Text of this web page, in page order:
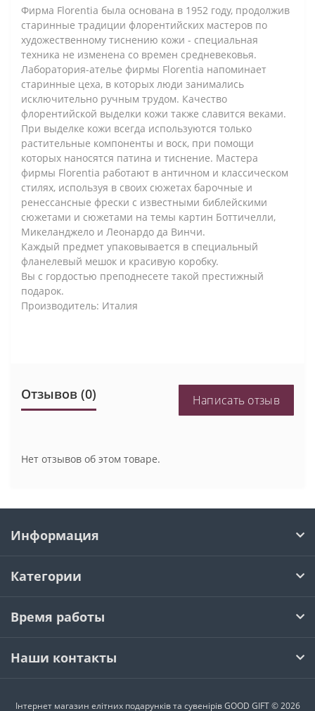
Фирма Florentia была основана в 1952 году, продолжив
старинные традиции флорентийских мастеров по
художественному тиснению кожи - cпециальная
техника не изменена со времен средневековья.
Лаборатория-ателье фирмы Florentia напоминает
старинные цеха, в которых люди занимались
исключительно ручным трудом. Качество
флорентийской выделки кожи также славится веками.
При выделке кожи всегда используются только
растительные компоненты и воск, при помощи
которых наносятся патина и тиснение. Мастера
фирмы Florentiа работают в античном и классическом
стилях, используя в своих сюжетах барочные и
ренессансные фрески с известными библейскими
сюжетами и сюжетами на темы картин Боттичелли,
Микеланджело и Леонардо да Винчи.
Каждый предмет упаковывается в специальный
фланелевый мешок и красивую коробку.
Вы с гордостью преподнесете такой престижный
подарок.
Производитель: Италия
Отзывов (0) Написать отзыв
Нет отзывов об этом товаре.
Информация
Категории
Время работы
Наши контакты
Інтернет магазин елітних подарунків та сувенірів GOOD GIFT © 2026